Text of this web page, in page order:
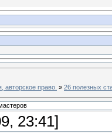
авторское право. » 26 полезных
23:41]